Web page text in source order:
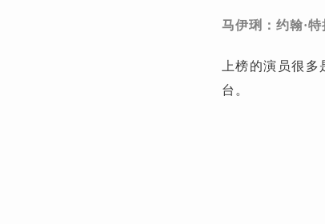
马伊琍：约翰·
上榜的演员很多
台。